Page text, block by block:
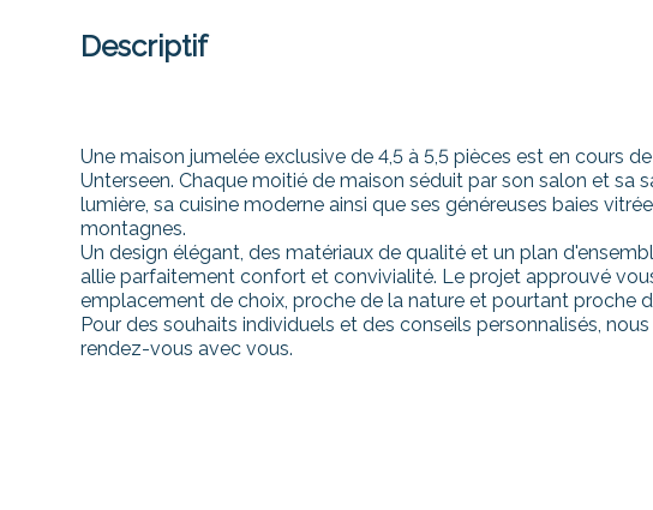
Descriptif
Une maison jumelée exclusive de 4,5 à 5,5 pièces est en cours
Unterseen. Chaque moitié de maison séduit par son salon et sa
lumière, sa cuisine moderne ainsi que ses généreuses baies
montagnes.
Un design élégant, des matériaux de qualité et un plan
allie parfaitement confort et convivialité. Le projet approuvé
emplacement de choix, proche de la nature et pourtant proche
Pour des souhaits individuels et des conseils personnalisés,
rendez-vous avec vous.